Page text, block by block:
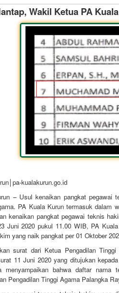
Wakil Ketua PA
kualakurun.go.id
– Usul kenaikan pangkat pegawai
PA Kuala Kurun termasuk dalam
kenaikan pangkat pegawai teknis
Juni 2020 pukul 11.00 WIB, PA
yang naik pangkat per 01 Oktober
surat dari Ketua Pengadilan
11 Juni 2020 yang ditujukan
menyampaikan bahwa daftar
Pengadilan Tinggi Agama Palangka